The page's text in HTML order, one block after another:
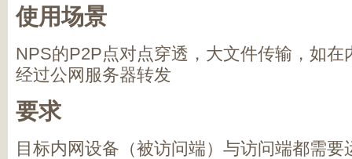
使用场景
NPS的P2P点对点穿透，大文件传输，如在
经过公网服务器转发
要求
目标内网设备（被访问端）与访问端都需要